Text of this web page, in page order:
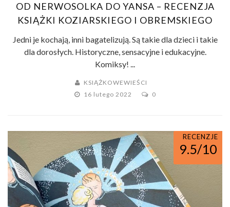
OD NERWOSOLKA DO YANSA – RECENZJA
KSIĄŻKI KOZIARSKIEGO I OBREMSKIEGO
Jedni je kochają, inni bagatelizują. Są takie dla dzieci i takie
dla dorosłych. Historyczne, sensacyjne i edukacyjne.
Komiksy! ...
KSIĄŻKOWEWIEŚCI
16 lutego 2022
0
RECENZJE
9.5/10